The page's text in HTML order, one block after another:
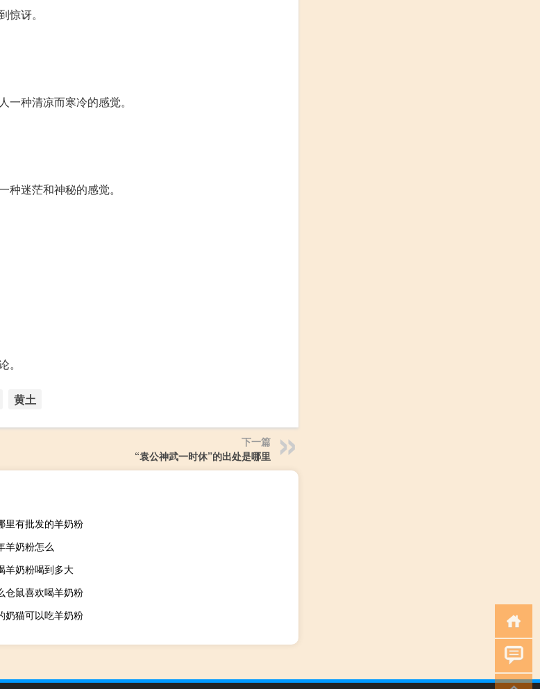
讶。
种清凉而寒冷的感觉。
迷茫和神秘的感觉。
黄土
下一篇
“袁公神武一时休”的出处是哪里
里有批发的羊奶粉
羊奶粉怎么
羊奶粉喝到多大
仓鼠喜欢喝羊奶粉
奶猫可以吃羊奶粉